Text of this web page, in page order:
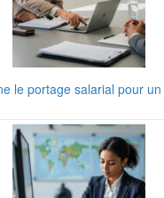
le portage salarial pour